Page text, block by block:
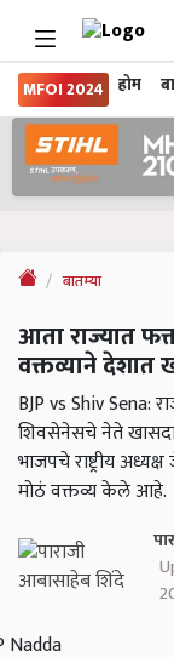
MFOI 2024 होम
बातम्या
आता राज्यात
वक्तव्याने
BJP vs Shiv Sena:
शिवसेनेसचे नेते
भाजपचे राष्ट्रीय
मोठं वक्तव्य केले आहे.